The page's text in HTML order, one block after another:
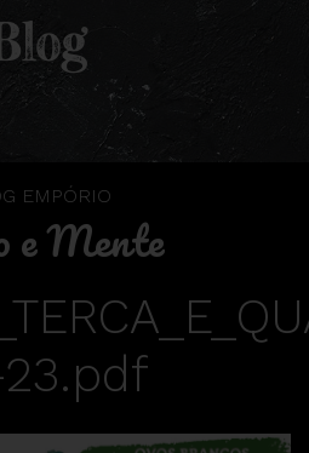
EMPÓRIO
e Mente